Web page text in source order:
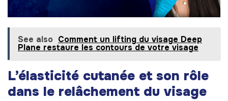
See also Comment un lifting du visage Deep
Plane restaure les contours de votre visage
L’élasticité cutanée et son rôle
dans le relâchement du visage